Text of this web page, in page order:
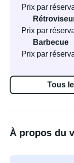
Prix par
Prix par
Barbecue
Prix par
Tous
À propos du